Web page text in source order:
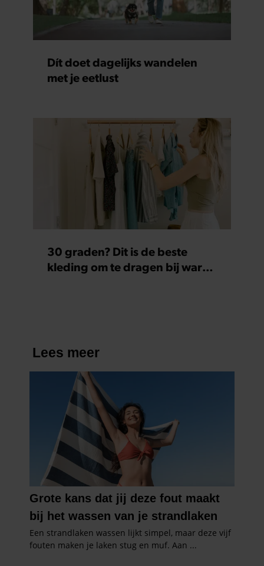
informatie die u aan ze heeft verstrekt of die ze hebben
gaat akkoord met onze cookies als u onze website blijft
gebruiken.Dít doet dagelijks wandelen
met je eetlust
30 graden? Dit is de beste
kleding om te dragen bij warm